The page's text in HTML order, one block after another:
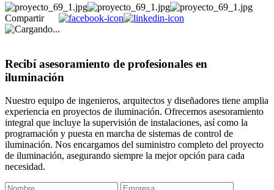
Compartir
Recibí asesoramiento de profesionales en
iluminación
Nuestro equipo de ingenieros, arquitectos y diseñadores tiene amplia
experiencia en proyectos de iluminación. Ofrecemos asesoramiento
integral que incluye la supervisión de instalaciones, así como la
programación y puesta en marcha de sistemas de control de
iluminación. Nos encargamos del suministro completo del proyecto
de iluminación, asegurando siempre la mejor opción para cada
necesidad.